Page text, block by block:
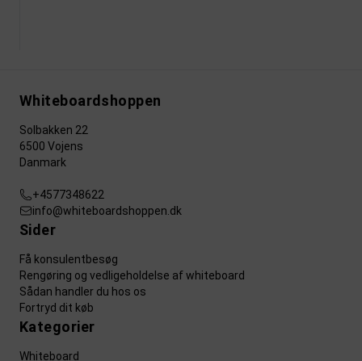
Whiteboardshoppen
Solbakken 22
6500 Vojens
Danmark
+4577348622
info@whiteboardshoppen.dk
Sider
Få konsulentbesøg
Rengøring og vedligeholdelse af whiteboard
Sådan handler du hos os
Fortryd dit køb
Kategorier
Whiteboard